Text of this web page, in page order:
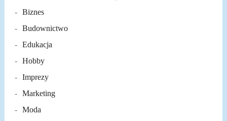
Biznes
Budownictwo
Edukacja
Hobby
Imprezy
Marketing
Moda